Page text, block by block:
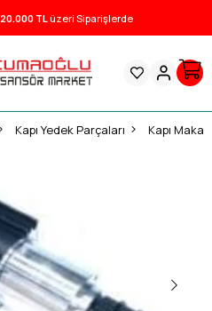
20.000 TLüzeri Siparişlerde
Kapı Yedek Parçaları Kapı